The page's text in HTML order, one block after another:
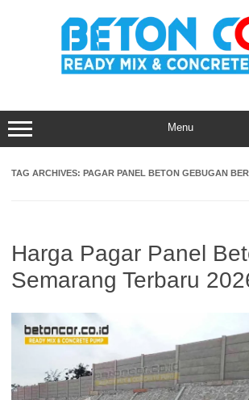
Menu
TAG ARCHIVES: PAGAR PANEL BETON GEBUGAN
Harga Pagar Panel
Semarang Terbaru